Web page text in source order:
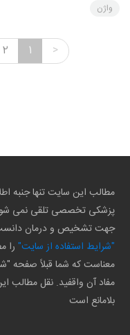
واژن
>
1
2
مطالب این سایت تنها جنبه
پزشکی تخصصی تلقی نمی شوند
جهت تشخیص و درمان
"شرایط استفاده از سایت" را
معناست که شما قبلاً صفحه
مفاد آن واقفید. نقل مطالب
بلامانع است